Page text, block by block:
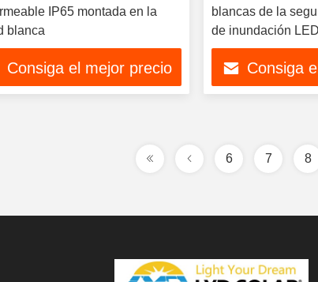
IP65 montada en la
blanca
Consiga el mejor precio
blancas de la
de inundación
impermeabilizan
del jardínConsiga
6 7 8